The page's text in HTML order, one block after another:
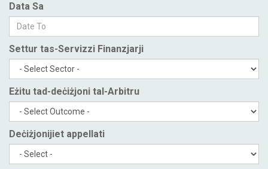
Data Sa
Settur tas-Servizzi Finanzjarji
Eżitu tad-deċiżjoni tal-Arbitru
Deċiżjonijiet appellati